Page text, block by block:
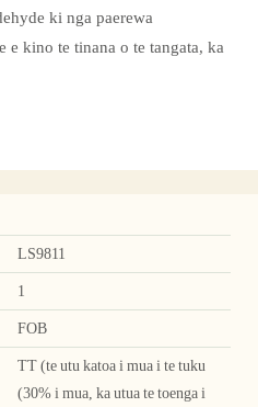
ki nga paerewa
e kino te tinana o te tangata, ka
LS9811
1
FOB
TT (te utu katoa i mua i te tuku
(30% i mua, ka utua te toenga i